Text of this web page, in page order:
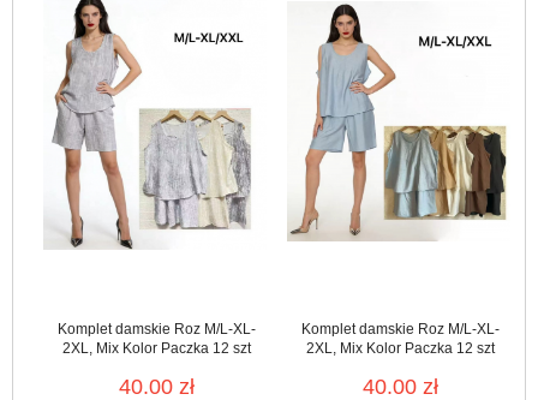
Komplet damskie Roz M/L-XL-
2XL, Mix Kolor Paczka 12 szt
40.00 zł
Komplet damskie Roz M/L-XL-
2XL, Mix Kolor Paczka 12 szt
40.00 zł